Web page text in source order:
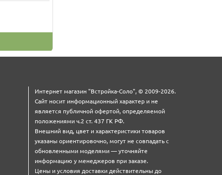
Интернет магазин "Встройка-Соло", © 2009-2026.
Сайт носит информационный характер и не
является публичной офертой, определяемой
положениями ч.2 ст. 437 ГК РФ.
Внешний вид, цвет и характеристики товаров
указаны ориентировочно, могут не совпадать с
обновленными моделями — уточняйте
информацию у менеджеров при заказе.
Цены и условия доставки действительны до